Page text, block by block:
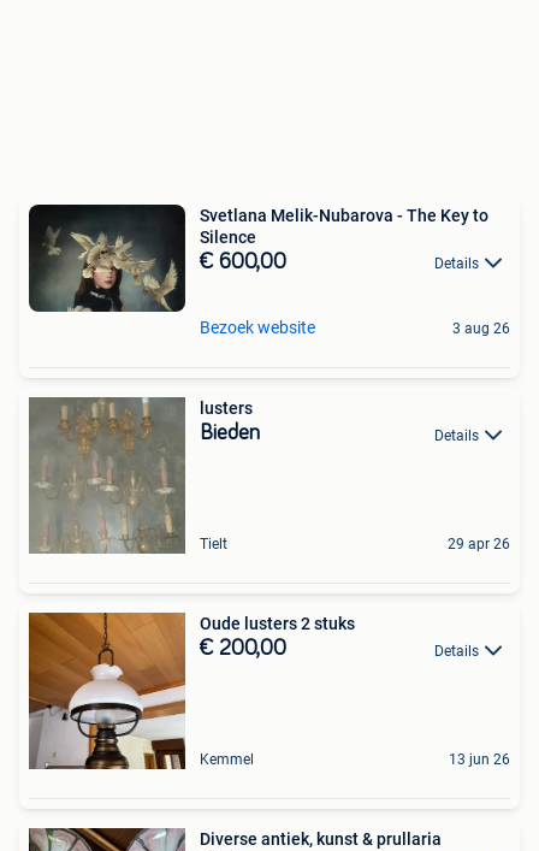
Svetlana Melik-Nubarova - The Key to
Silence
€ 600,00 Details
Bezoek website 3 aug 26
lusters
Bieden Details
Tielt 29 apr 26
Oude lusters 2 stuks
€ 200,00 Details
Kemmel 13 jun 26
Diverse antiek, kunst & prullaria